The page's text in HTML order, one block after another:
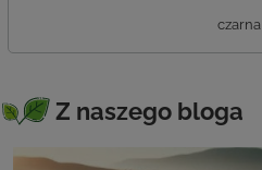
czarna
Z naszego bloga